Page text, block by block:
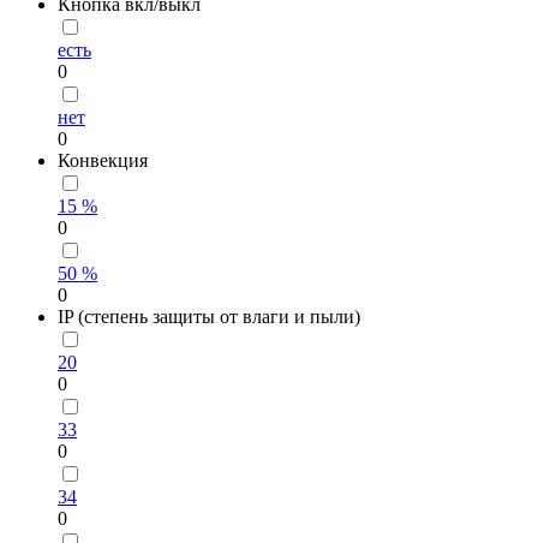
есть
0
нет
0
Конвекция
15 %
0
50 %
0
IP (степень защиты от влаги и пыли)
20
0
33
0
34
0